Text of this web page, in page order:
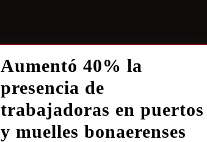
Aumentó 40% la
presencia de
trabajadoras en puertos
y muelles bonaerenses